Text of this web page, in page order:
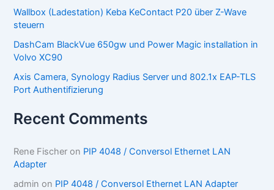
Wallbox (Ladestation) Keba KeContact P20 über Z-Wave
steuern
DashCam BlackVue 650gw und Power Magic installation in
Volvo XC90
Axis Camera, Synology Radius Server und 802.1x EAP-TLS
Port Authentifizierung
Recent Comments
Rene Fischer on PIP 4048 / Conversol Ethernet LAN
Adapter
admin on PIP 4048 / Conversol Ethernet LAN Adapter